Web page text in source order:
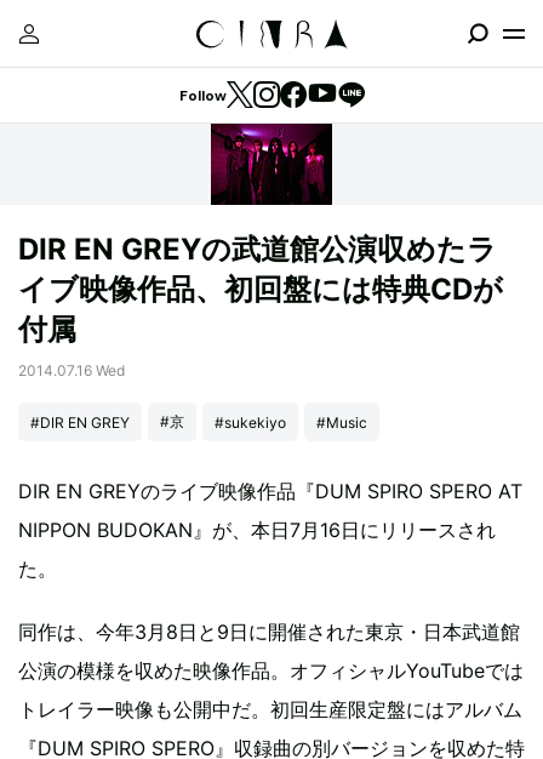
Follow
DIR EN GREYの武道館公演収めたラ
イブ映像作品、初回盤には特典CDが
付属
2014.07.16 Wed
#DIR EN GREY #京 #sukekiyo #Music
DIR EN GREYのライブ映像作品『DUM SPIRO SPERO AT
NIPPON BUDOKAN』が、本日7月16日にリリースされ
た。
同作は、今年3月8日と9日に開催された東京・日本武道館
公演の模様を収めた映像作品。オフィシャルYouTubeでは
トレイラー映像も公開中だ。初回生産限定盤にはアルバム
『DUM SPIRO SPERO』収録曲の別バージョンを収めた特